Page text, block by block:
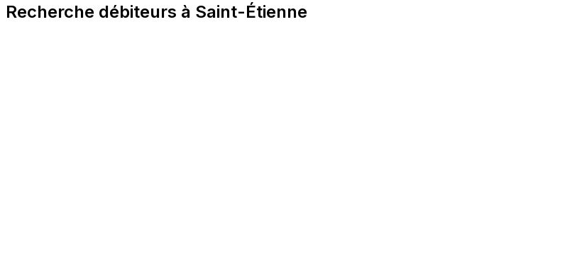
Recherche débiteurs à Saint-Étienne